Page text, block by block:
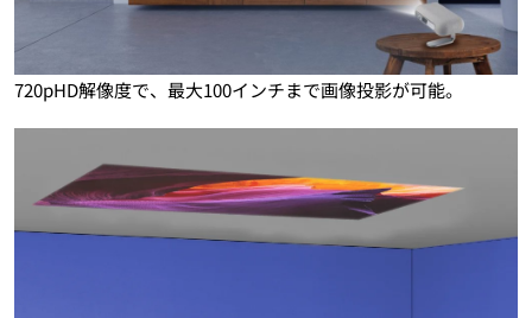
720pHD解像度で、最大100インチまで画像投影が可能。